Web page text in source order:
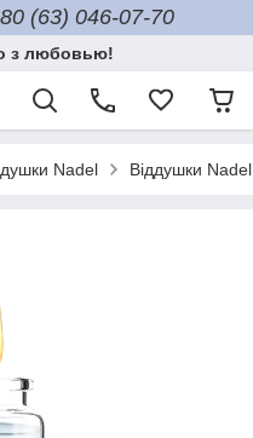
(63) 046-07-70
з любовью!
Nadel Віддушки Nadel